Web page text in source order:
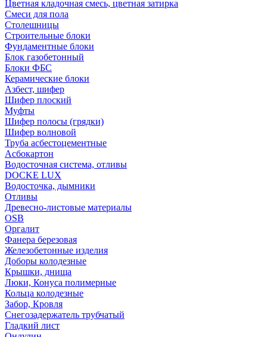
Цветная кладочная смесь, цветная затирка
Смеси для пола
Столешницы
Строительные блоки
Фундаментные блоки
Блок газобетонный
Блоки ФБС
Керамические блоки
Азбест, шифер
Шифер плоский
Муфты
Шифер полосы (грядки)
Шифер волновой
Труба асбестоцементные
Асбокартон
Водосточная система, отливы
DOCKE LUX
Водосточка, дымники
Отливы
Древесно-листовые материалы
OSB
Оргалит
Фанера березовая
Железобетонные изделия
Доборы колодезные
Крышки, днища
Люки, Конуса полимерные
Кольца колодезные
Забор, Кровля
Снегозадержатель трубчатый
Гладкий лист